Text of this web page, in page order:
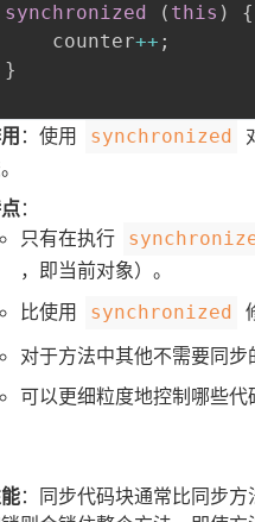
synchronized
( this )
{
counter
++ ;
}
：使用 synchronized
：
只有在执行
，即当前对象）。
比使用
synchronized
对于方法中其他不需要同步
可以更细粒度地控制哪些代
：同步代码块通常比同步